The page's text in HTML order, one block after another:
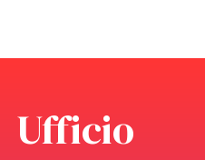
Ufficio